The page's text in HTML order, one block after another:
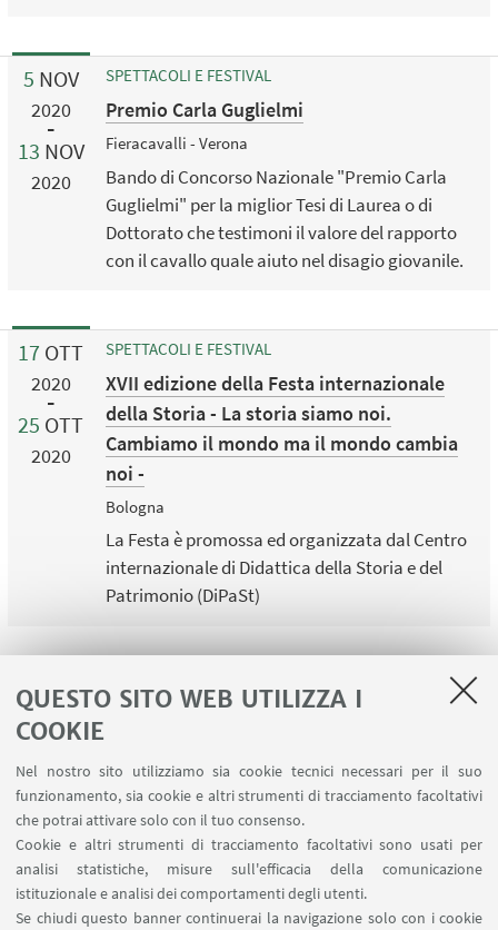
QUESTO SITO WEB UTILIZZA I
COOKIE
Nel nostro sito utilizziamo sia cookie tecnici necessari per il suo
funzionamento, sia cookie e altri strumenti di tracciamento facoltativi
che potrai attivare solo con il tuo consenso.
Cookie e altri strumenti di tracciamento facoltativi sono usati per
analisi statistiche, misure sull'efficacia della comunicazione
istituzionale e analisi dei comportamenti degli utenti.
Se chiudi questo banner continuerai la navigazione solo con i cookie
5 NOV
2020
13 NOV
2020
SPETTACOLI E FESTIVAL
Premio Carla Guglielmi
Fieracavalli - Verona
Bando di Concorso Nazionale "Premio Carla
Guglielmi" per la miglior Tesi di Laurea o di
Dottorato che testimoni il valore del rapporto
con il cavallo quale aiuto nel disagio giovanile.
17 OTT
2020
25 OTT
2020
SPETTACOLI E FESTIVAL
XVII edizione della Festa internazionale
della Storia - La storia siamo noi.
Cambiamo il mondo ma il mondo cambia
noi -
Bologna
La Festa è promossa ed organizzata dal Centro
internazionale di Didattica della Storia e del
Patrimonio (DiPaSt)
Area riservata
Contatti
SEGUI IL DIPARTIMENTO SU: